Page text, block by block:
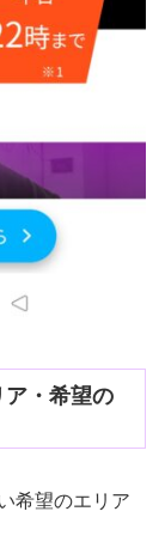
・希望の
希望のエリア